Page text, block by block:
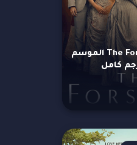
مسلسل The Forsytes الموسم
كامل